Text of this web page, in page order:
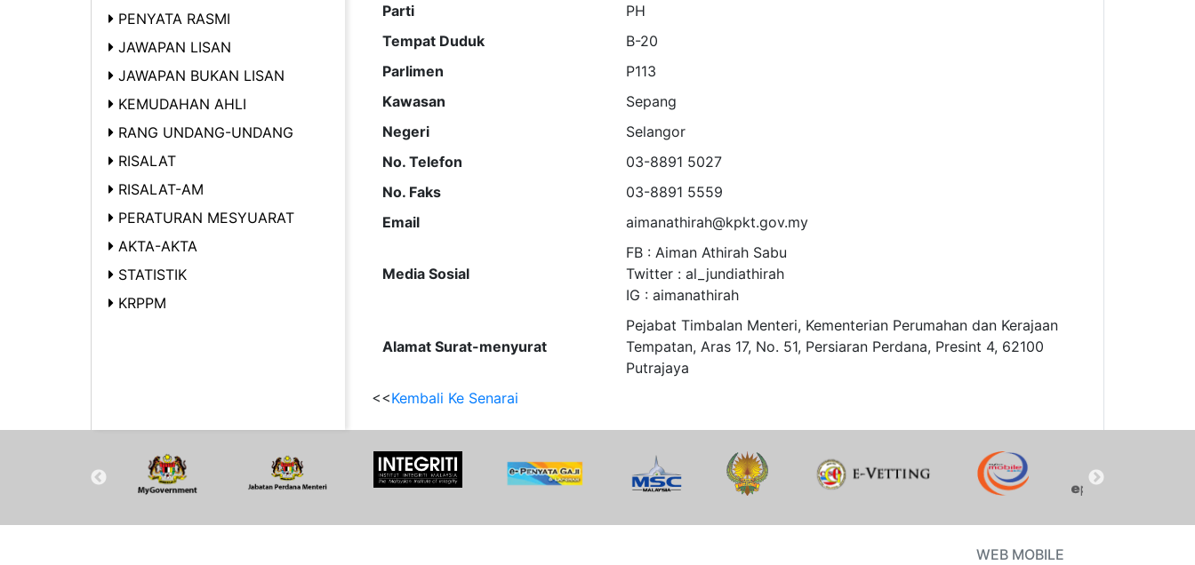
Parti
PH
Tempat Duduk
B-20
Parlimen
P113
Kawasan
Sepang
Negeri
Selangor
No. Telefon
03-8891 5027
No. Faks
03-8891 5559
Email
aimanathirah@kpkt.gov.my
Media Sosial
FB : Aiman Athirah Sabu
Twitter : al_jundiathirah
IG : aimanathirah
Alamat Surat-menyurat
Pejabat Timbalan Menteri, Kementerian Perumahan dan Kerajaan
Tempatan, Aras 17, No. 51, Persiaran Perdana, Presint 4, 62100
Putrajaya
<<Kembali Ke Senarai
PENYATA RASMI
JAWAPAN LISAN
JAWAPAN BUKAN LISAN
KEMUDAHAN AHLI
RANG UNDANG-UNDANG
RISALAT
RISALAT-AM
PERATURAN MESYUARAT
AKTA-AKTA
STATISTIK
KRPPM
WEB MOBILE